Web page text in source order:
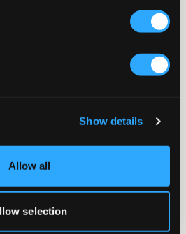
Show details
Allow all
selection
på bröstet samt på en patch på